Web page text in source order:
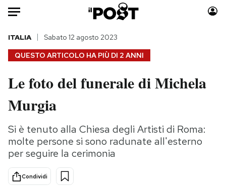
Auto
HOME
Italia
Politica
Tecnologia
Internet
Scienza
Cultura
Economia
Moda
Storie/Idee
Ok Boomer!
QUESTO ARTICOLO HA PIÙ DI 2 ANNI
ITALIA Sabato 12 agosto 2023
Le foto del funerale di Michela
Murgia
Si è tenuto alla Chiesa degli Artisti di Roma:
molte persone si sono radunate all'esterno
per seguire la cerimonia
Condividi